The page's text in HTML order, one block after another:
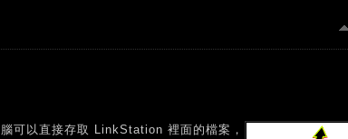
可以直接存取 LinkStation 裡面的檔案，